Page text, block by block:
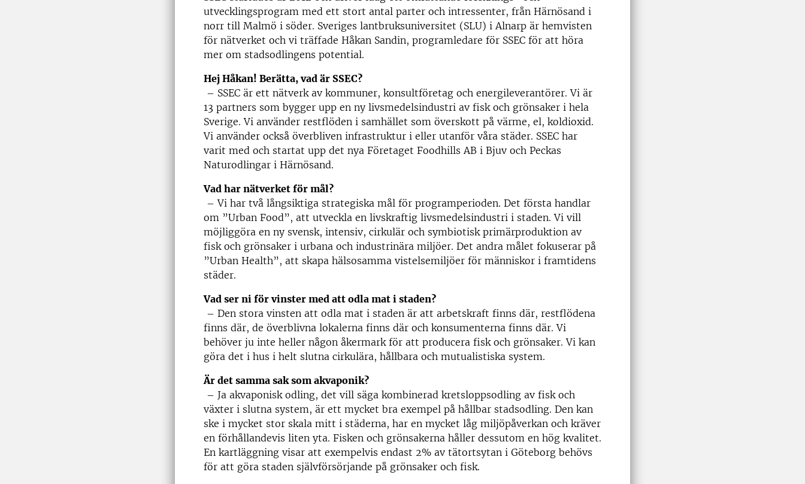
utvecklingsprogram med ett stort antal parter och intressenter, från Härnösand i
norr till Malmö i söder. Sveriges lantbruksuniversitet (SLU) i Alnarp är hemvisten
för nätverket och vi träffade Håkan Sandin, programledare för SSEC för att höra
mer om stadsodlingens potential.
Hej Håkan! Berätta, vad är SSEC?
– SSEC är ett nätverk av kommuner, konsultföretag och energileverantörer. Vi är
13 partners som bygger upp en ny livsmedelsindustri av fisk och grönsaker i hela
Sverige. Vi använder restflöden i samhället som överskott på värme, el, koldioxid.
Vi använder också överbliven infrastruktur i eller utanför våra städer. SSEC har
varit med och startat upp det nya Företaget Foodhills AB i Bjuv och Peckas
Naturodlingar i Härnösand.
Vad har nätverket för mål?
–Vi har två långsiktiga strategiska mål för programperioden. Det första handlar
om ”Urban Food”, att utveckla en livskraftig livsmedelsindustri i staden. Vi vill
möjliggöra en ny svensk, intensiv, cirkulär och symbiotisk primärproduktion av
fisk och grönsaker i urbana och industrinära miljöer. Det andra målet fokuserar på
”Urban Health”, att skapa hälsosamma vistelsemiljöer för människor i framtidens
städer.
Vad ser ni för vinster med att odla mat i staden?
– Den stora vinsten att odla mat i staden är att arbetskraft finns där, restflödena
finns där, de överblivna lokalerna finns där och konsumenterna finns där. Vi
behöver ju inte heller någon åkermark för att producera fisk och grönsaker. Vi kan
göra det i hus i helt slutna cirkulära, hållbara och mutualistiska system.
Är det samma sak som akvaponik?
– Ja akvaponisk odling, det vill säga kombinerad kretsloppsodling av fisk och
växter i slutna system, är ett mycket bra exempel på hållbar stadsodling. Den kan
ske i mycket stor skala mitt i städerna, har en mycket låg miljöpåverkan och kräver
en förhållandevis liten yta. Fisken och grönsakerna håller dessutom en hög kvalitet.
En kartläggning visar att exempelvis endast 2% av tätortsytan i Göteborg behövs
för att göra staden självförsörjande på grönsaker och fisk.